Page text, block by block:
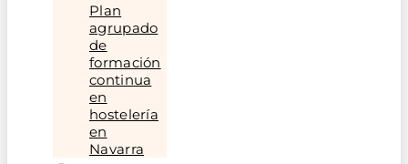
Plan
agrupado
de
formación
continua
en
hostelería
en
Navarra